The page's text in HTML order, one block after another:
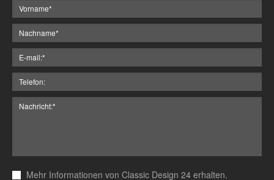
Mehr Informationen von Classic Design 24 erhalten.